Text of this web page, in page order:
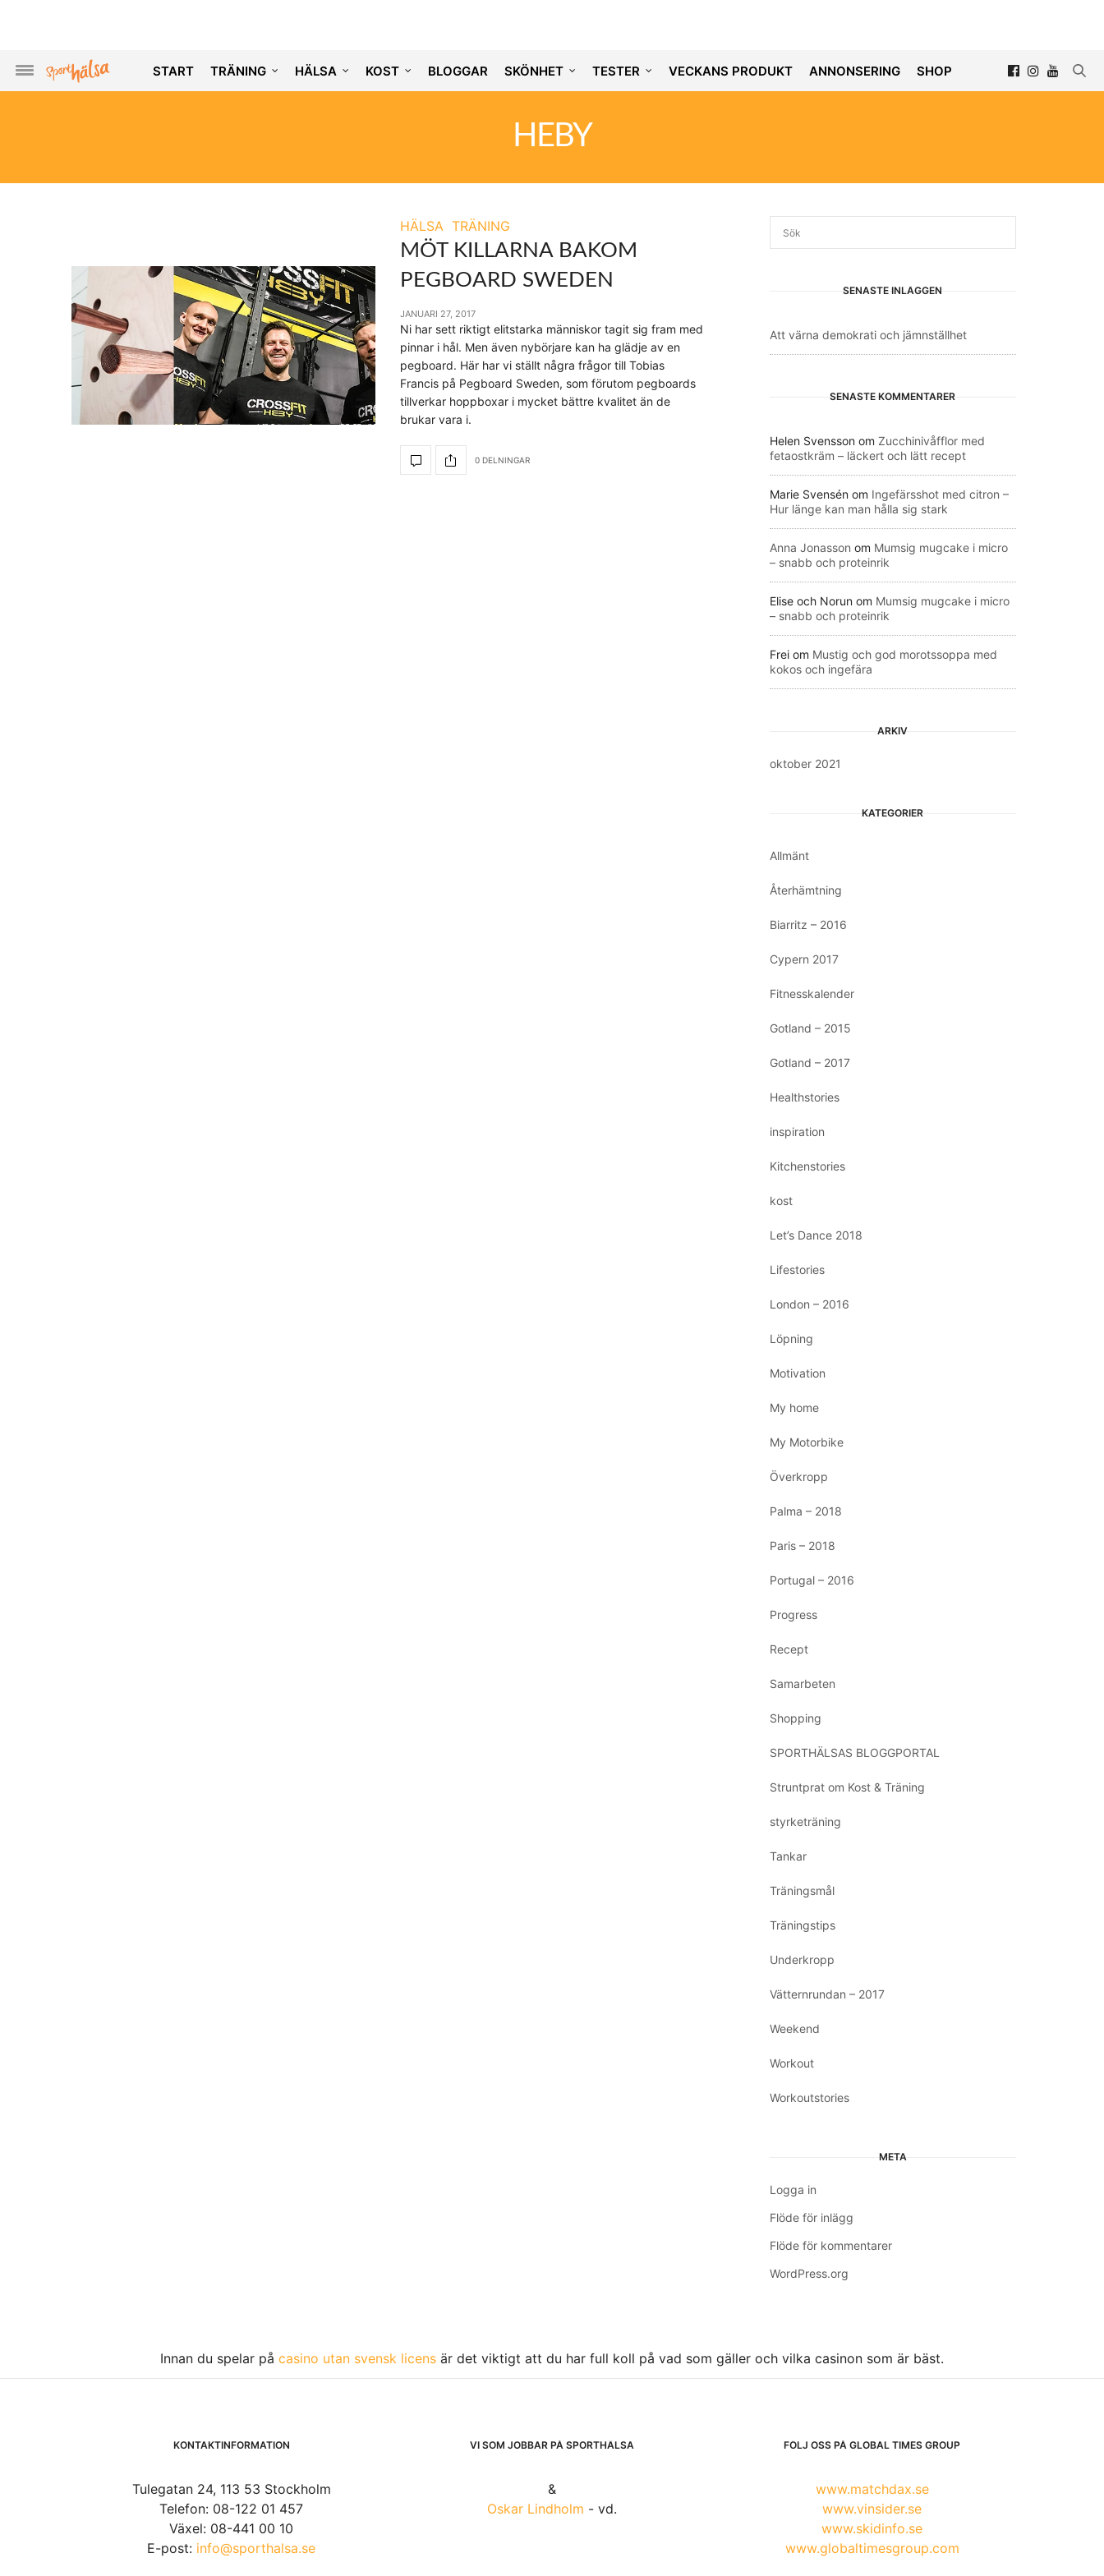
START TRÄNING HÄLSA KOST BLOGGAR SKÖNHET TESTER VECKANS PRODUKT ANNONSERING SHOP
HEBY
HÄLSA TRÄNING
MÖT KILLARNA BAKOM
PEGBOARD SWEDEN
JANUARI 27, 2017
Ni har sett riktigt elitstarka människor tagit sig fram med
pinnar i hål. Men även nybörjare kan ha glädje av en
pegboard. Här har vi ställt några frågor till Tobias
Francis på Pegboard Sweden, som förutom pegboards
tillverkar hoppboxar i mycket bättre kvalitet än de
brukar vara i.
0 DELNINGAR
SENASTE INLÄGGEN
Att värna demokrati och jämnställhet
SENASTE KOMMENTARER
Helen Svensson om Zucchinivåfflor med
fetaostkräm – läckert och lätt recept
Marie Svensén om Ingefärsshot med citron –
Hur länge kan man hålla sig stark
Anna Jonasson om Mumsig mugcake i micro
– snabb och proteinrik
Elise och Norun om Mumsig mugcake i micro
– snabb och proteinrik
Frei om Mustig och god morotssoppa med
kokos och ingefära
ARKIV
oktober 2021
KATEGORIER
Allmänt
Återhämtning
Biarritz – 2016
Cypern 2017
Fitnesskalender
Gotland – 2015
Gotland – 2017
Healthstories
inspiration
Kitchenstories
kost
Let’s Dance 2018
Lifestories
London – 2016
Löpning
Motivation
My home
My Motorbike
Överkropp
Palma – 2018
Paris – 2018
Portugal – 2016
Progress
Recept
Samarbeten
Shopping
SPORTHÄLSAS BLOGGPORTAL
Struntprat om Kost & Träning
styrketräning
Tankar
Träningsmål
Träningstips
Underkropp
Vätternrundan – 2017
Weekend
Workout
Workoutstories
META
Logga in
Flöde för inlägg
Flöde för kommentarer
WordPress.org
Innan du spelar på casino utan svensk licens är det viktigt att du har full koll på vad som gäller och vilka casinon som är bäst.
KONTAKTINFORMATION
Tulegatan 24, 113 53 Stockholm
Telefon: 08-122 01 457
Växel: 08-441 00 10
E-post: info@sporthalsa.se
VI SOM JOBBAR PÅ SPORTHÄLSA
&
Oskar Lindholm - vd.
FÖLJ OSS PÅ GLOBAL TIMES GROUP
www.matchdax.se
www.vinsider.se
www.skidinfo.se
www.globaltimesgroup.com